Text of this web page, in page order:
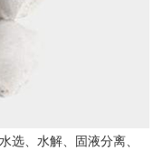
选、水解、固液分离、